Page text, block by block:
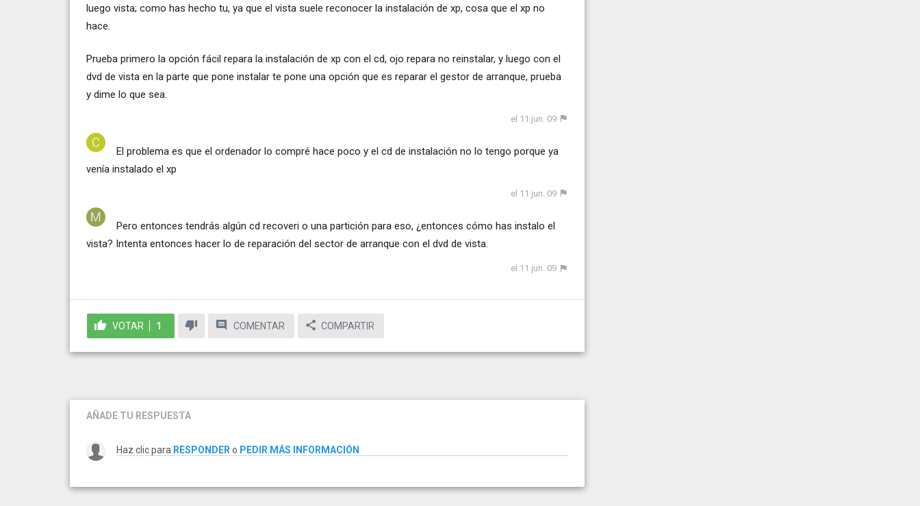
luego vista; como has hecho tu, ya que el vista suele reconocer la instalación de xp, cosa que el xp no
hace.
Prueba primero la opción fácil repara la instalación de xp con el cd, ojo repara no reinstalar, y luego con el
dvd de vista en la parte que pone instalar te pone una opción que es reparar el gestor de arranque, prueba
y dime lo que sea.
el 11 jun. 09
El problema es que el ordenador lo compré hace poco y el cd de instalación no lo tengo porque ya
venía instalado el xp
el 11 jun. 09
Pero entonces tendrás algún cd recoveri o una partición para eso, ¿entonces cómo has instalo el
vista? Intenta entonces hacer lo de reparación del sector de arranque con el dvd de vista.
el 11 jun. 09
VOTAR 1 COMENTAR COMPARTIR
AÑADE TU RESPUESTA
Haz clic para RESPONDER o PEDIR MÁS INFORMACIÓN